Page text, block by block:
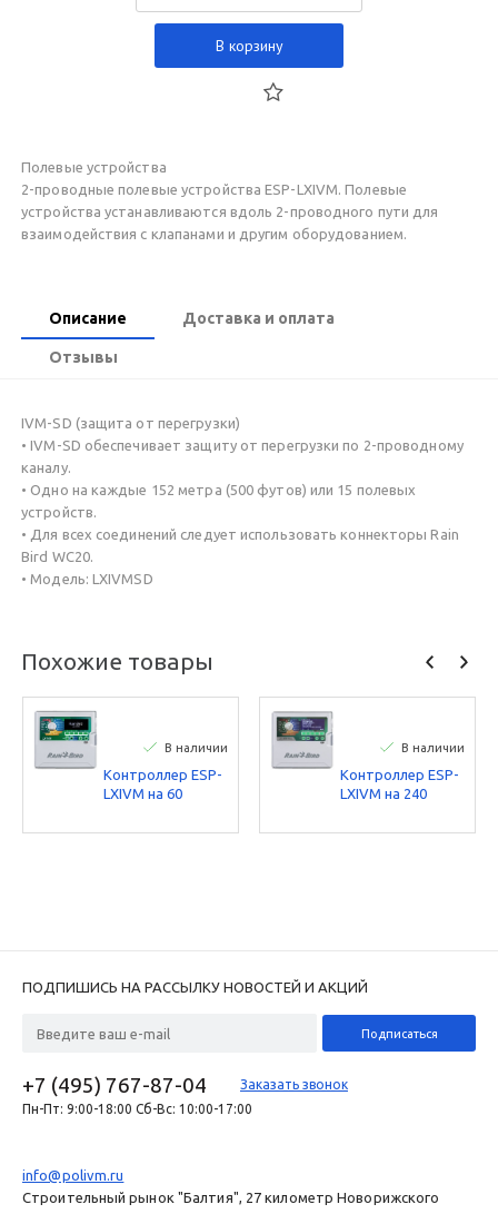
В корзину
Полевые устройства
2-проводные полевые устройства ESP-LXIVM. Полевые
устройства устанавливаются вдоль 2-проводного пути для
взаимодействия с клапанами и другим оборудованием.
Описание Доставка и оплата
Отзывы
IVM-SD (защита от перегрузки)
• IVM-SD обеспечивает защиту от перегрузки по 2-проводному
каналу.
• Одно на каждые 152 метра (500 футов) или 15 полевых
устройств.
• Для всех соединений следует использовать коннекторы Rain
Bird WC20.
• Модель: LXIVMSD
Похожие товары
В наличии
Контроллер ESP-
LXIVM на 60
проводной Rain
В наличии
Контроллер ESP-
LXIVM на 240
проводной Rain
ПОДПИШИСЬ НА РАССЫЛКУ НОВОСТЕЙ И АКЦИЙ
+7 (495) 767-87-04
Заказать звонок
Пн-Пт: 9:00-18:00 Сб-Вс: 10:00-17:00
info@polivm.ru
Строительный рынок "Балтия", 27 километр Новорижского